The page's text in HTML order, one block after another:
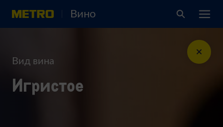
Вино
Вид вина
Игристое